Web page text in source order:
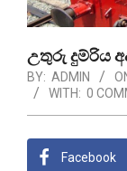
උතුරු දුම්රිය
BY: ADMIN
WITH: 0
Facebook